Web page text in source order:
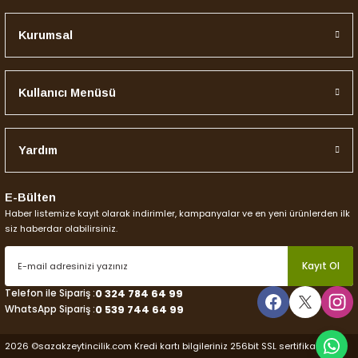
Kurumsal
Kullanıcı Menüsü
Yardım
E-Bülten
Haber listemize kayıt olarak indirimler, kampanyalar ve en yeni ürünlerden ilk
siz haberdar olabilirsiniz.
Kayıt Ol
Telefon ile Sipariş :0 324 784 64 99
WhatsApp Sipariş :0 539 744 64 99
2026 ©sazakzeytincilik.com Kredi kartı bilgileriniz 256bit SSL sertifikası ile